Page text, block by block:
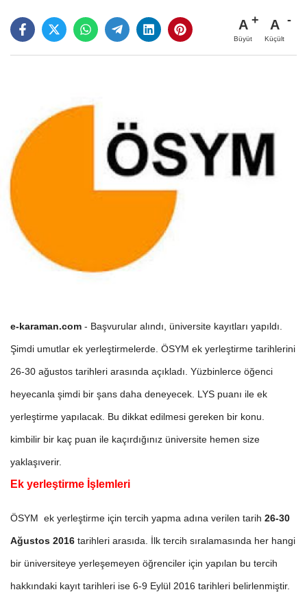
A
Büyüt
A
Küçült
e-karaman.com - Başvurular alındı, üniversite kayıtları yapıldı.
Şimdi umutlar ek yerleştirmelerde. ÖSYM ek yerleştirme tarihlerini
26-30 ağustos tarihleri arasında açıkladı. Yüzbinlerce öğenci
heyecanla şimdi bir şans daha deneyecek. LYS puanı ile ek
yerleştirme yapılacak. Bu dikkat edilmesi gereken bir konu.
kimbilir bir kaç puan ile kaçırdığınız üniversite hemen size
yaklaşıverir.
Ek yerleştirme İşlemleri
ÖSYM ek yerleştirme için tercih yapma adına verilen tarih 26-30
Ağustos 2016 tarihleri arasıda. İlk tercih sıralamasında her hangi
bir üniversiteye yerleşemeyen öğrenciler için yapılan bu tercih
hakkındaki kayıt tarihleri ise 6-9 Eylül 2016 tarihleri belirlenmiştir.